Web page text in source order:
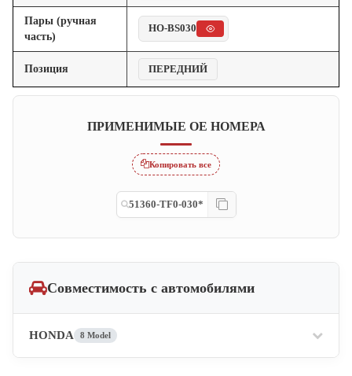
Пары (ручная
часть)
HO-BS030
Позиция ПЕРЕДНИЙ
ПРИМЕНИМЫЕ OE НОМЕРА
Копировать все
51360-TF0-030*
Совместимость с автомобилями
HONDA 8 Model